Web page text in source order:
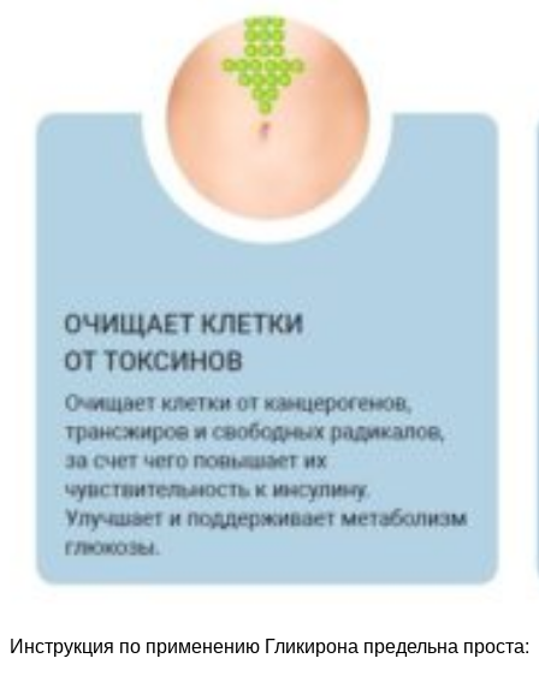
Инструкция по применению Гликирона предельна проста: